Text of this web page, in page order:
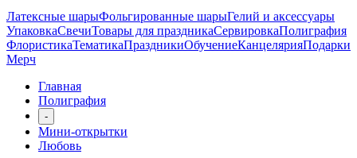
Латексные шарыФольгированные шарыГелий и аксессуары
УпаковкаСвечиТовары для праздникаСервировкаПолиграфия
ФлористикаТематикаПраздникиОбучениеКанцелярияПодарки
Мерч
Главная
Полиграфия
-
Мини-открытки
Любовь